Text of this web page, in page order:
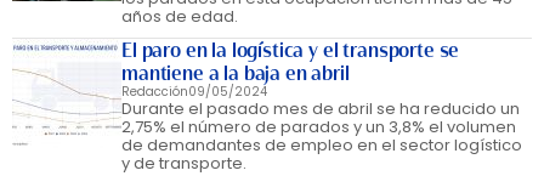
años de edad.
El paro en la logística y el transporte se
mantiene a la baja en abril
Redacción09/05/2024
Durante el pasado mes de abril se ha reducido un
2,75% el número de parados y un 3,8% el volumen
de demandantes de empleo en el sector logístico
y de transporte.